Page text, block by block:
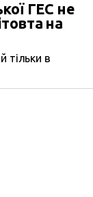
ГЕС не
на
тільки в